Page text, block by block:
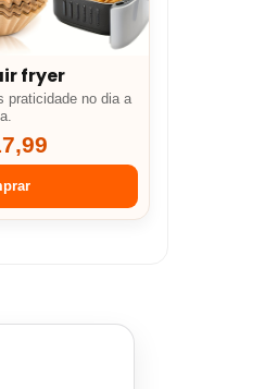
fryer
praticidade no dia a